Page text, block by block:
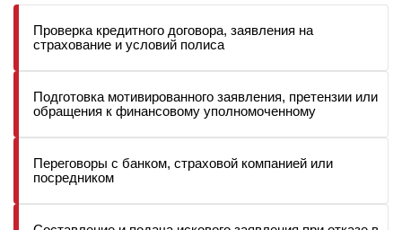
Проверка кредитного договора, заявления на
страхование и условий полиса
Подготовка мотивированного заявления, претензии или
обращения к финансовому уполномоченному
Переговоры с банком, страховой компанией или
посредником